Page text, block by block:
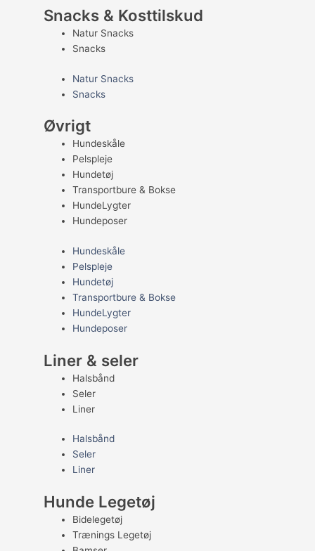
Snacks & Kosttilskud
Natur Snacks
Snacks
Natur Snacks
Snacks
Øvrigt
Hundeskåle
Pelspleje
Hundetøj
Transportbure & Bokse
HundeLygter
Hundeposer
Hundeskåle
Pelspleje
Hundetøj
Transportbure & Bokse
HundeLygter
Hundeposer
Liner & seler
Halsbånd
Seler
Liner
Halsbånd
Seler
Liner
Hunde Legetøj
Bidelegetøj
Trænings Legetøj